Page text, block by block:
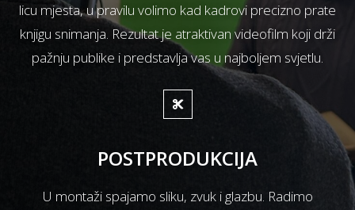
licu mjesta, u pravilu volimo kad kadrovi precizno prate
knjigu snimanja. Rezultat je atraktivan videofilm koji drži
pažnju publike i predstavlja vas u najboljem svjetlu.
POSTPRODUKCIJA
U montaži spajamo sliku, zvuk i glazbu. Radimo